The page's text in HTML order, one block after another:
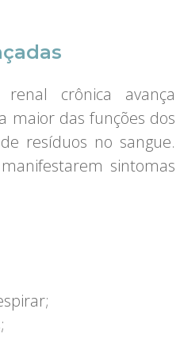
crônica avança
maior das funções dos
resíduos no sangue.
sintomas